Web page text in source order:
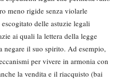
meno rigide senza violarle
delle astuzie legali
ai quali la lettera della legge
negare il suo spirito. Ad esempio,
per vivere in armonia con
la vendita e il riacquisto (bai